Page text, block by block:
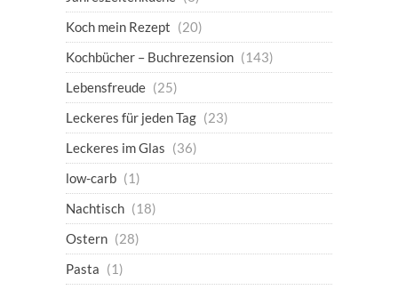
Koch mein Rezept (20)
Kochbücher – Buchrezension (143)
Lebensfreude (25)
Leckeres für jeden Tag (23)
Leckeres im Glas (36)
low-carb (1)
Nachtisch (18)
Ostern (28)
Pasta (1)